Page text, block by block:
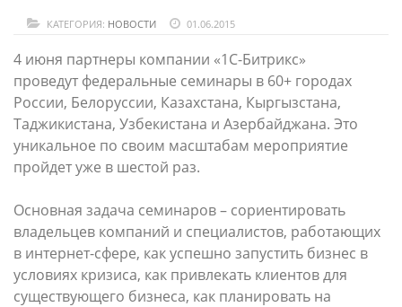
КАТЕГОРИЯ: НОВОСТИ 01.06.2015
4 июня партнеры компании «1С-Битрикс»
проведут федеральные семинары в 60+ городах
России, Белоруссии, Казахстана, Кыргызстана,
Таджикистана, Узбекистана и Азербайджана. Это
уникальное по своим масштабам мероприятие
пройдет уже в шестой раз.
Основная задача семинаров – сориентировать
владельцев компаний и специалистов, работающих
в интернет-сфере, как успешно запустить бизнес в
условиях кризиса, как привлекать клиентов для
существующего бизнеса, как планировать на